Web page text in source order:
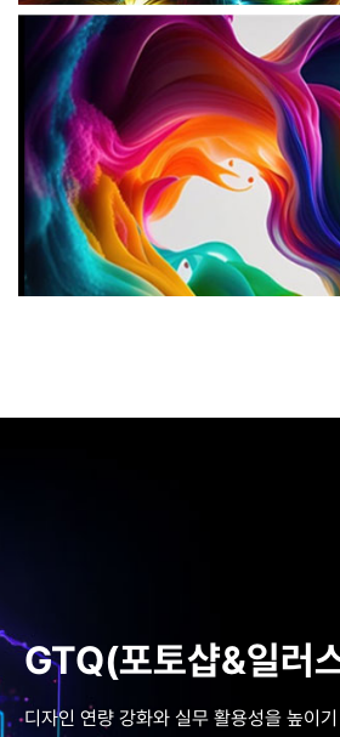
GTQ(포토샵&일러
디자인 연량 강화와 실무 활용성을 높이